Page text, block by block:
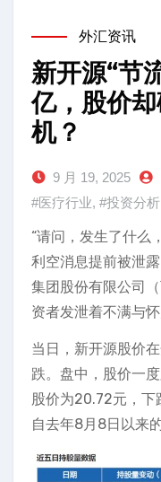
外汇资讯
新开源“节
亿，股价
机？
9 月 19, 2025
#医疗行业, #投资分析
“请问，发生了什么
利空消息提前被泄
集团股份有限公司
资者发泄着不满与怀
当日，新开源股价
跌。盘中，股价一
股价为20.72元，下
自去年8月8日以来